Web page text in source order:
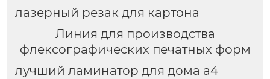
лазерный резак для картона
Линия для производства
флексографических печатных форм
лучший ламинатор для дома а4